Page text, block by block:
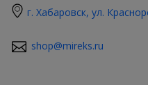
г. Хабаровск, ул.
shop@mireks.ru